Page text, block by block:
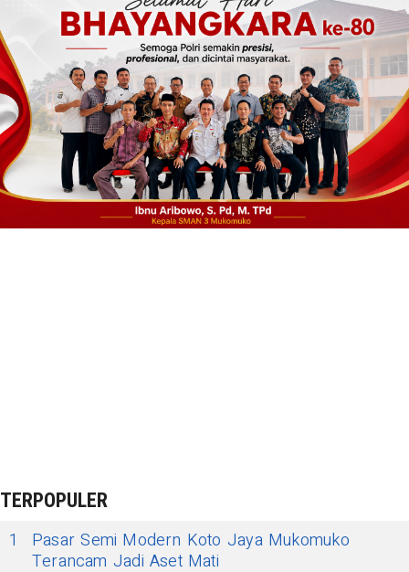
TERPOPULER
1
Pasar Semi Modern Koto Jaya Mukomuko
Terancam Jadi Aset Mati